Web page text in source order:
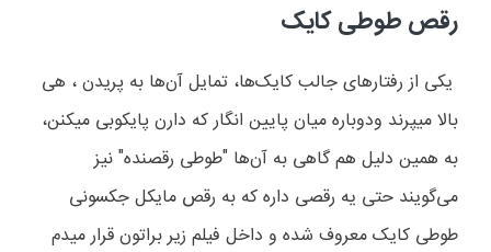
رقص طوطی کایک
یکی از رفتارهای جالب کایک‌ها، تمایل آن‌ها به پریدن ، هی
بالا میپرند ودوباره میان پایین انگار که دارن پایکوبی میکنن،
به همین دلیل هم گاهی به آن‌ها "طوطی رقصنده" نیز
می‌گویند حتی یه رقصی داره که به رقص مایکل جکسونی
طوطی کایک معروف شده و داخل فیلم زیر براتون قرار میدم